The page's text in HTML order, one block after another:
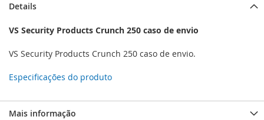
Details
VS Security Products Crunch 250 caso de envio
VS Security Products Crunch 250 caso de envio.
Especificações do produto
Mais informação